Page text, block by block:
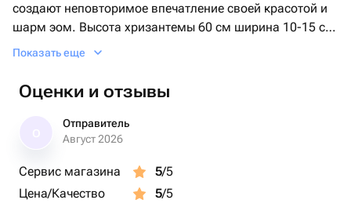
создают неповторимое впечатление своей красотой и
шарм эом. Высота хризантемы 60 см ширина 10-15 см
Памятка по уходу за букетом: 1. Налейте в вазу
стебли острым ножом или секатором под углом 45 3.
Ежедневно подрезайте стебли и меняйте воду 4. Ваза с
букетом не должна находиться вблизи отопительных
приборов, на сквозняке и под прямыми лучами солнца
Вашему желанию). Букет можно дополнить набором из
гелиевых шаров или сладостями 🎈🎈🎈
Показать еще
Оценки и отзывы
Отправитель
Август 2026
Сервис магазина 5/5
Цена/Качество
5/5